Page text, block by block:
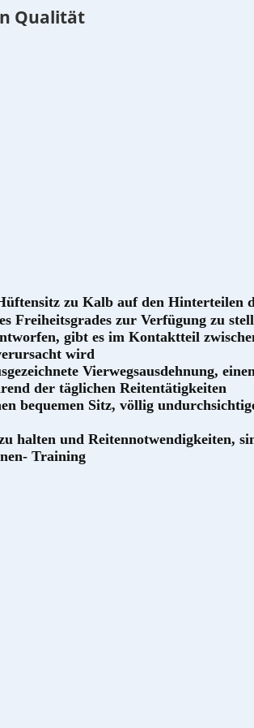
Qualität
zu Kalb auf den Hinterteilen
Freiheitsgrades zur Verfügung zu
gibt es im Kontaktteil
wird
Vierwegsausdehnung,
der täglichen Reitentätigkeiten
Sitz, völlig
halten und Reitennotwendigkeiten,
Training